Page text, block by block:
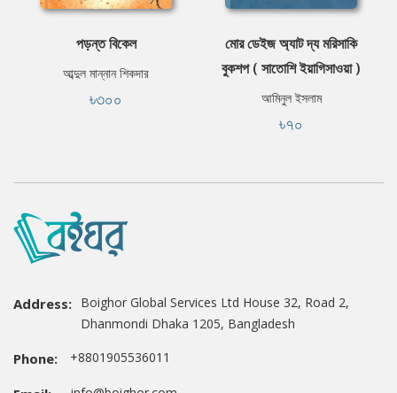
⁠পড়ন্ত বিকেল
আব্দুল মান্নান শিকদার
৳৩০০
মোর ডেইজ অ্যাট দ্য মরিসাকি
বুকশপ ( সাতোশি ইয়াগিসাওয়া )
আমিনুল ইসলাম
৳৭০
Address: Boighor Global Services Ltd House 32, Road 2,
Dhanmondi Dhaka 1205, Bangladesh
Phone: +8801905536011